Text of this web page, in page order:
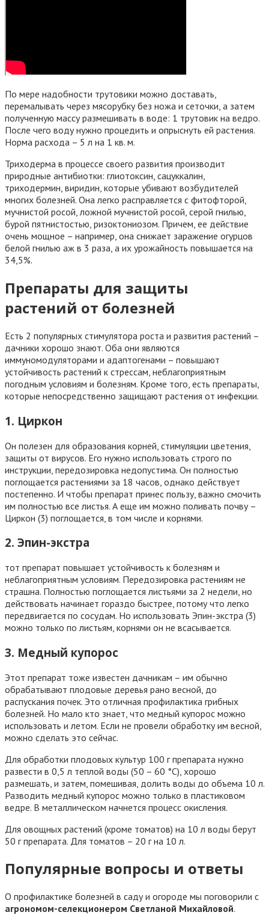
По мере надобности трутовики можно доставать,
перемалывать через мясорубку без ножа и сеточки, а затем
полученную массу размешивать в воде: 1 трутовик на ведро.
После чего воду нужно процедить и опрыснуть ей растения.
Норма расхода – 5 л на 1 кв. м.
Триходерма в процессе своего развития производит
природные антибиотки: глиотоксин, сацуккалин,
триходермин, виридин, которые убивают возбудителей
многих болезней. Она легко расправляется с фитофторой,
мучнистой росой, ложной мучнистой росой, серой гнилью,
бурой пятнистостью, ризоктониозом. Причем, ее действие
очень мощное – например, она снижает заражение огурцов
белой гнилью аж в 3 раза, а их урожайность повышается на
34,5%.
Препараты для защиты
растений от болезней
Есть 2 популярных стимулятора роста и развития растений –
дачники хорошо знают. Оба они являются
иммуномодуляторами и адаптогенами – повышают
устойчивость растений к стрессам, неблагоприятным
погодным условиям и болезням. Кроме того, есть препараты,
которые непосредственно защищают растения от инфекции.
1. Циркон
Он полезен для образования корней, стимуляции цветения,
защиты от вирусов. Его нужно использовать строго по
инструкции, передозировка недопустима. Он полностью
поглощается растениями за 18 часов, однако действует
постепенно. И чтобы препарат принес пользу, важно смочить
им полностью все листья. А еще им можно поливать почву –
Циркон (3) поглощается, в том числе и корнями.
2. Эпин-экстра
тот препарат повышает устойчивость к болезням и
неблагоприятным условиям. Передозировка растениям не
страшна. Полностью поглощается листьями за 2 недели, но
действовать начинает гораздо быстрее, потому что легко
передвигается по сосудам. Но использовать Эпин-экстра (3)
можно только по листьям, корнями он не всасывается.
3. Медный купорос
Этот препарат тоже известен дачникам – им обычно
обрабатывают плодовые деревья рано весной, до
распускания почек. Это отличная профилактика грибных
болезней. Но мало кто знает, что медный купорос можно
использовать и летом. Если не провели обработку им весной,
можно сделать это сейчас.
Для обработки плодовых культур 100 г препарата нужно
развести в 0,5 л теплой воды (50 – 60 °С), хорошо
размешать, и затем, помешивая, долить воды до объема 10 л.
Разводить медный купорос можно только в пластиковом
ведре. В металлическом начнется процесс окисления.
Для овощных растений (кроме томатов) на 10 л воды берут
50 г препарата. Для томатов – 20 г на 10 л.
Популярные вопросы и ответы
О профилактике болезней в саду и огороде мы поговорили с
агрономом-селекционером Светланой Михайловой.